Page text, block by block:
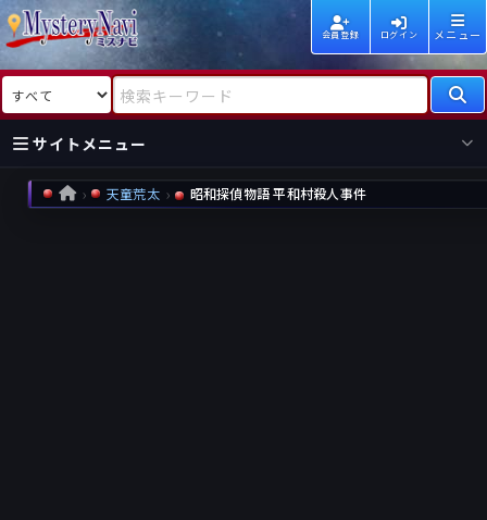
会員登録 ログイン メニュー
検索対象 検索キーワード
サイトメニュー
国内
海外
新着
HOME 天童荒太 昭和探偵物語 平和村殺人事件